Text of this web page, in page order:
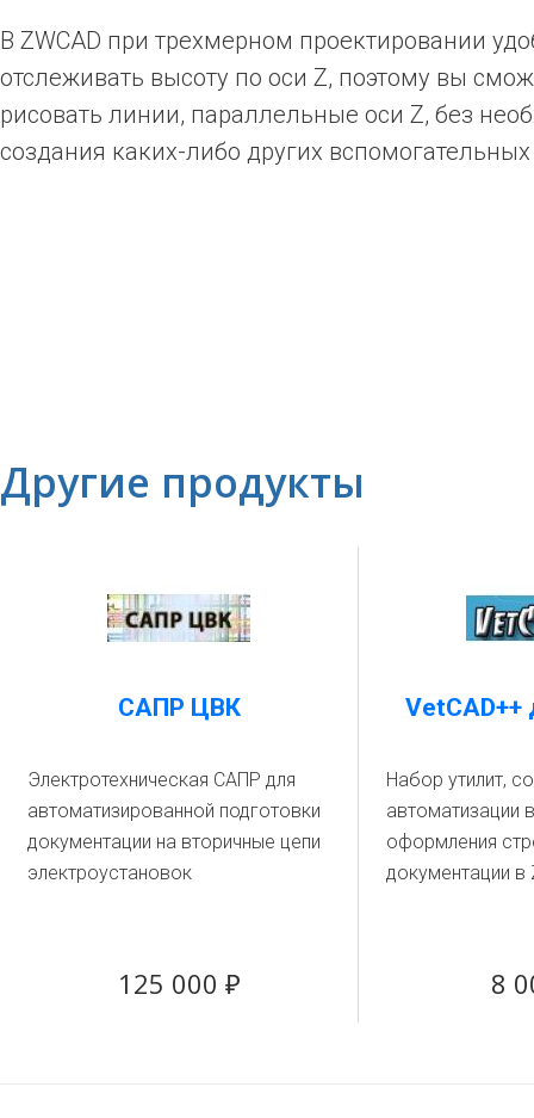
В ZWCAD при трехмерном проектировании
отслеживать высоту по оси Z, поэтому вы
рисовать линии, параллельные оси Z, без
создания каких-либо других
Другие продукты
САПР ЦВК
Электротехническая САПР для
автоматизированной подготовки
документации на вторичные цепи
электроустановок
125 000 ₽
VetCAD++
Набор утилит,
автоматизации
оформления
документации в
8